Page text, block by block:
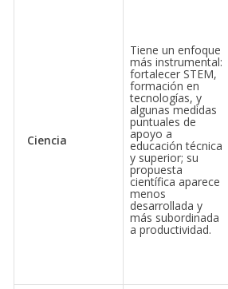
Ciencia
Tiene un enfoque
más instrumental:
fortalecer STEM,
formación en
tecnologías, y
algunas medidas
puntuales de
apoyo a
educación técnica
y superior; su
propuesta
científica aparece
menos
desarrollada y
más subordinada
a productividad.